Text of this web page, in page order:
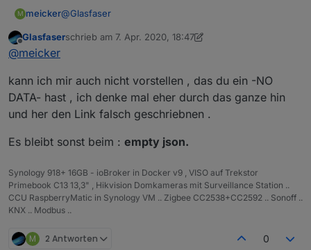
M meicker@Glasfaser
genau so sieht es aus. Mit dem latest-neu hatte ich 10
-NO DATA-
Offline
Glasfaserschrieb am 7. Apr. 2020, 18:47
zuletzt editiert von Glasfaser4. Juli 2020, 20:47
@meicker
kann ich mir auch nicht vorstellen , das du ein -NO
DATA- hast , ich denke mal eher durch das ganze hin
und her den Link falsch geschriebnen .
Es bleibt sonst beim : empty json.
Synology 918+ 16GB - ioBroker in Docker v9 , VISO auf Trekstor
Primebook C13 13,3" , Hikvision Domkameras mit Surveillance Station ..
CCU RaspberryMatic in Synology VM .. Zigbee CC2538+CC2592 .. Sonoff ..
KNX .. Modbus ..
M 2 Antworten 0